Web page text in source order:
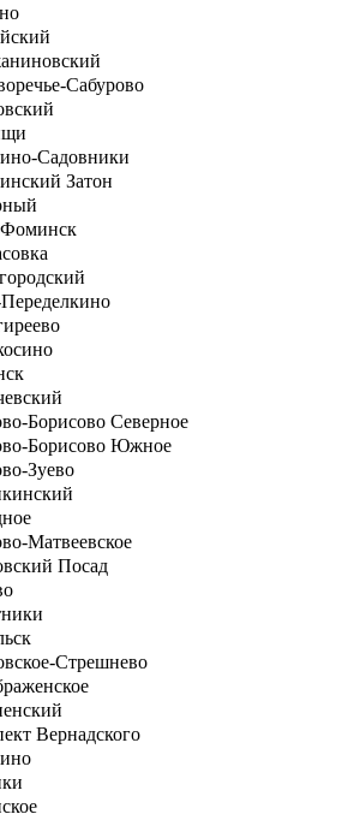
Сабурово
Садовники
Затон
Борисово Северное
Борисово Южное
Зуево
Матвеевское
Посад
Стрешнево
Вернадского